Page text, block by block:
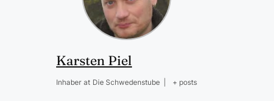
Karsten Piel
Inhaber at Die Schwedenstube + posts